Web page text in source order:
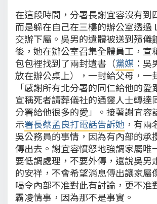
在這段時間，分署長謝宜容沒有到
而是躲在自己在三樓的辦公室透過
交辦下屬。吳男的遺體被送到殯儀
後，她在辦公室召集全體員工，宣
包包裡找到了兩封遺書（黨媒 ：
放在辦公桌上），一封給父母，一
「感謝所有北分署的同仁給他的愛
宣稱死者請葬儀社的通靈人士轉達
分署給他很多的愛」。接著謝宜容
示署長蔡孟良打電話告訴她 ，有兩
吳公務員的事情，因為有內部的承
傳出去。謝宜容憤怒地強調家屬唯
要低調處理，不要外傳，還說吳男
的安祥，不會希望消息傳出讓家屬
喝令內部不准對此有討論，更不准
霸凌情事，因為那不是事實。